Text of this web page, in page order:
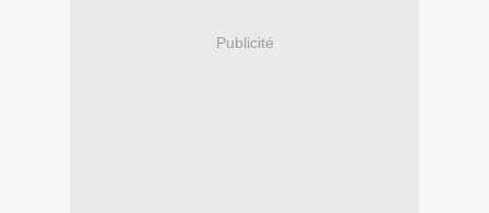
Publicité